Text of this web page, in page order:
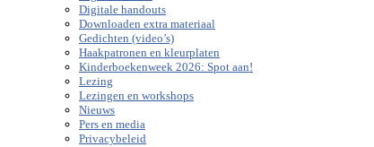
Digitale handouts
Downloaden extra materiaal
Gedichten (video’s)
Haakpatronen en kleurplaten
Kinderboekenweek 2026: Spot aan!
Lezing
Lezingen en workshops
Nieuws
Pers en media
Privacybeleid